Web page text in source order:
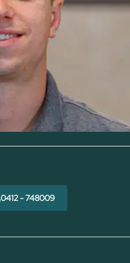
0412 - 748009